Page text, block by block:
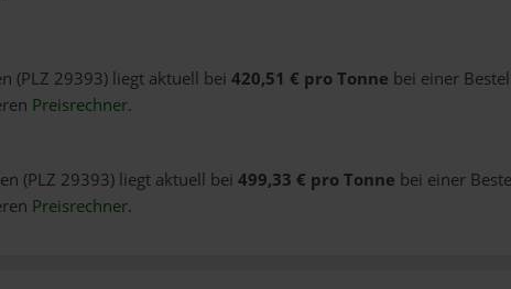
(PLZ 29393) liegt aktuell bei 420,51 € pro Tonne bei einer
Preisrechner.
(PLZ 29393) liegt aktuell bei 499,33 € pro Tonne bei einer
Preisrechner.